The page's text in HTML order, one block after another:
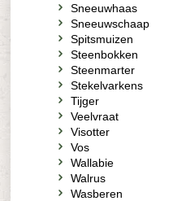
Sneeuwhaas
Sneeuwschaap
Spitsmuizen
Steenbokken
Steenmarter
Stekelvarkens
Tijger
Veelvraat
Visotter
Vos
Wallabie
Walrus
Wasberen